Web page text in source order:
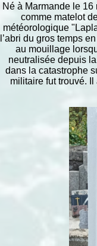
Né à Marmande le
comme matelot
météorologique
l’abri du gros temps
au mouillage
neutralisée depuis
dans la catastrophe
militaire fut trouvé.